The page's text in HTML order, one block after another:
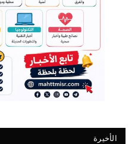
الأخيرة